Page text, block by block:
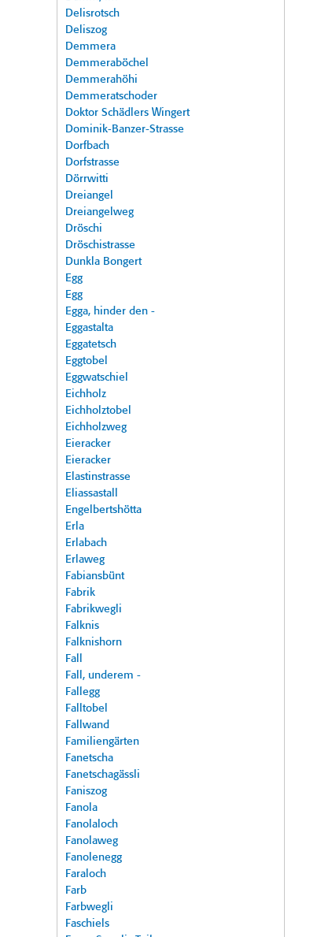
Delisrotsch
Deliszog
Demmera
Demmeraböchel
Demmerahöhi
Demmeratschoder
Doktor Schädlers Wingert
Dominik-Banzer-Strasse
Dorfbach
Dorfstrasse
Dörrwitti
Dreiangel
Dreiangelweg
Dröschi
Dröschistrasse
Dunkla Bongert
Egg
Egg
Egga, hinder den -
Eggastalta
Eggatetsch
Eggtobel
Eggwatschiel
Eichholz
Eichholztobel
Eichholzweg
Eieracker
Eieracker
Elastinstrasse
Eliassastall
Engelbertshötta
Erla
Erlabach
Erlaweg
Fabiansbünt
Fabrik
Fabrikwegli
Falknis
Falknishorn
Fall
Fall, underem -
Fallegg
Falltobel
Fallwand
Familiengärten
Fanetscha
Fanetschagässli
Faniszog
Fanola
Fanolaloch
Fanolaweg
Fanolenegg
Faraloch
Farb
Farbwegli
Faschiels